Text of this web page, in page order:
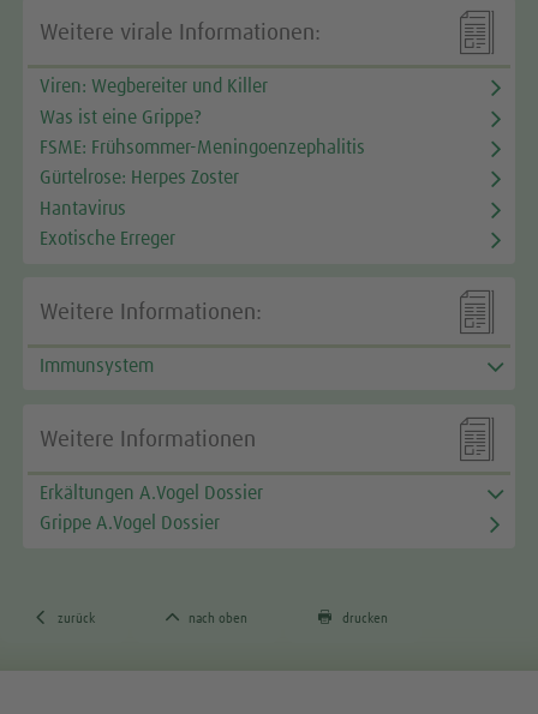

Weitere virale Informationen:
Viren: Wegbereiter und Killer
Was ist eine Grippe?
FSME: Frühsommer-Meningoenzephalitis
Gürtelrose: Herpes Zoster
Hantavirus
Exotische Erreger

Weitere Informationen:
Immunsystem

Weitere Informationen
Erkältungen A.Vogel Dossier
Grippe A.Vogel Dossier
 zurück  nach oben  drucken